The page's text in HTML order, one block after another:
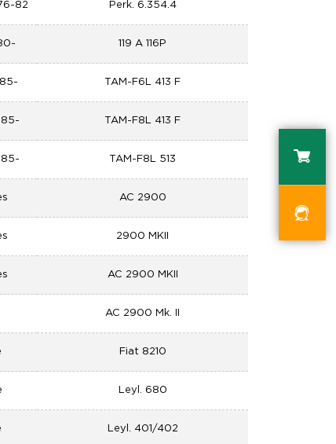
82 Perk. 6.354.4
119 A 116P
TAM-F6L 413 F
85- TAM-F8L 413 F
85- TAM-F8L 513
AC 2900
2900 MKII
AC 2900 MKII
AC 2900 Mk. II
Fiat 8210
Leyl. 680
Leyl. 401/402